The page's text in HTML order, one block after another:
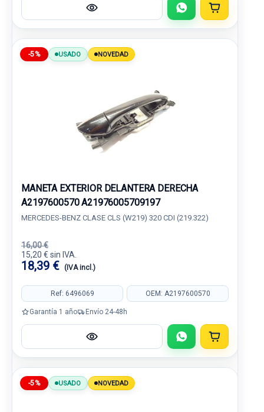
-5% USADO NOVEDAD
MANETA EXTERIOR DELANTERA DERECHA
A2197600570 A21976005709197
MERCEDES-BENZ CLASE CLS (W219) 320 CDI (219.322)
16,00 €
15,20 € sin IVA.
18,39 € (IVA incl.)
Ref: 6496069 OEM: A2197600570
Garantía 1 año Envío 24-48h
-5% USADO NOVEDAD